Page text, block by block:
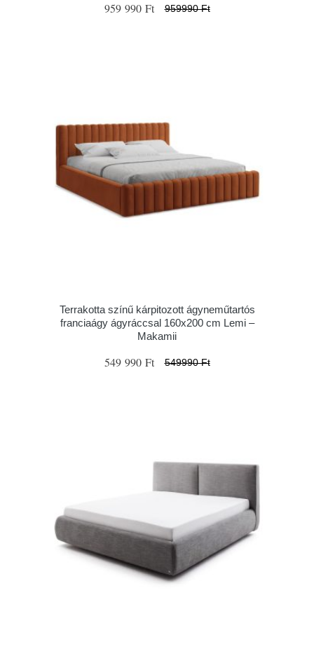
959 990 Ft 959990 Ft
Terrakotta színű kárpitozott ágyneműtartós
franciaágy ágyráccsal 160x200 cm Lemi –
Makamii
549 990 Ft 549990 Ft